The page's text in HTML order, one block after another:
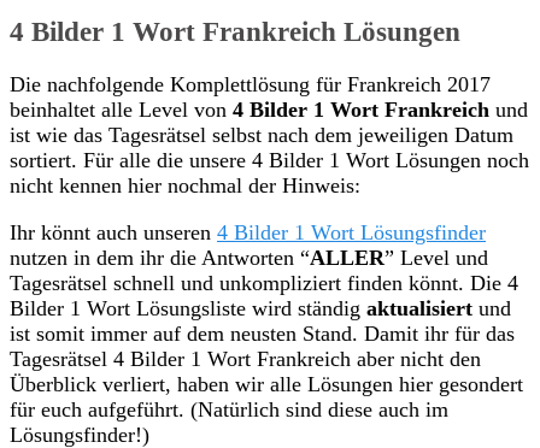
4 Bilder 1 Wort Frankreich Lösungen
Die nachfolgende Komplettlösung für Frankreich 2017
beinhaltet alle Level von 4 Bilder 1 Wort Frankreich und
ist wie das Tagesrätsel selbst nach dem jeweiligen Datum
sortiert. Für alle die unsere 4 Bilder 1 Wort Lösungen noch
nicht kennen hier nochmal der Hinweis:
Ihr könnt auch unseren 4 Bilder 1 Wort Lösungsfinder
nutzen in dem ihr die Antworten “ALLER” Level und
Tagesrätsel schnell und unkompliziert finden könnt. Die 4
Bilder 1 Wort Lösungsliste wird ständig aktualisiert und
ist somit immer auf dem neusten Stand. Damit ihr für das
Tagesrätsel 4 Bilder 1 Wort Frankreich aber nicht den
Überblick verliert, haben wir alle Lösungen hier gesondert
für euch aufgeführt. (Natürlich sind diese auch im
Lösungsfinder!)